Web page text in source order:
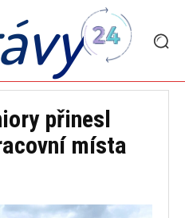
přinesl
místa